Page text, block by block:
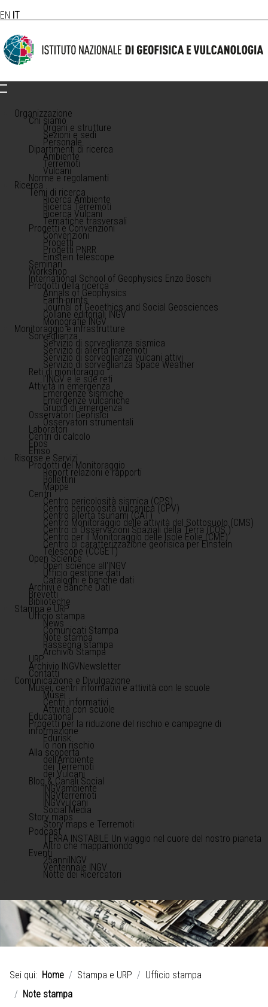
EN IT
Organizzazione
Chi siamo
Organi e strutture
Sezioni e sedi
Personale
Dipartimenti di ricerca
Ambiente
Terremoti
Vulcani
Norme e regolamenti
Ricerca
Temi di ricerca
Ricerca Ambiente
Ricerca Terremoti
Ricerca Vulcani
Tematiche trasversali
Progetti e Convenzioni
Convenzioni
Progetti
Progetti PNRR
Einstein telescope
Seminari
Workshop
International School of Geophysics Enzo Boschi
Prodotti della ricerca
Annals of Geophysics
Earth-prints
Journal of Geoethics and Social Geosciences
Collane editoriali INGV
Monografie INGV
Monitoraggio e infrastrutture
Sorveglianza
Servizio di sorveglianza sismica
Servizio di allerta maremoti
Servizio di sorveglianza vulcani attivi
Servizio di sorveglianza Space Weather
Reti di monitoraggio
l'INGV e le sue reti
Attività in emergenza
Emergenze sismiche
Emergenze vulcaniche
Gruppi di emergenza
Osservatori Geofisici
Osservatori strumentali
Laboratori
Centri di calcolo
Epos
Emso
Risorse e Servizi
Prodotti del Monitoraggio
Report relazioni e rapporti
Bollettini
Mappe
Centri
Centro pericolosità sismica (CPS)
Centro pericolosità vulcanica (CPV)
Centro allerta tsunami (CAT)
Centro Monitoraggio delle attività del Sottosuolo (CMS)
Centro di Osservazioni Spaziali della Terra (COS )
Centro per il Monitoraggio delle Isole Eolie (CME)
Centro di caratterizzazione geofisica per Einstein
Telescope (CCGET)
Open Science
Open science all'INGV
Ufficio gestione dati
Cataloghi e banche dati
Archivi e Banche Dati
Brevetti
Biblioteche
Stampa e URP
Ufficio stampa
News
Comunicati Stampa
Note stampa
Rassegna stampa
Archivio Stampa
URP
Archivio INGVNewsletter
Contatti
Comunicazione e Divulgazione
Musei, centri informativi e attività con le scuole
Musei
Centri informativi
Attività con scuole
Educational
Progetti per la riduzione del rischio e campagne di
informazione
Edurisk
Io non rischio
Alla scoperta
dell'Ambiente
dei Terremoti
dei Vulcani
Blog & Canali Social
INGVambiente
INGVterremoti
INGVvulcani
Social Media
Story maps
Story maps e Terremoti
Podcast
TERRA INSTABILE Un viaggio nel cuore del nostro pianeta
Altro che mappamondo
Eventi
25anniINGV
Ventennale INGV
Notte dei Ricercatori
Sei qui: Home Stampa e URP
Ufficio stampa
Note stampa